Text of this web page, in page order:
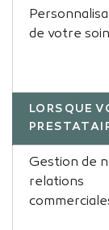
de votre soin
LORSQUE
Gestion de
relations